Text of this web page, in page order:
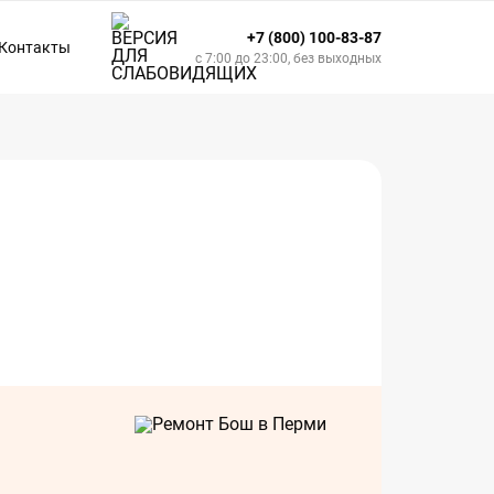
Контакты
+7 (800) 100-83-87
с 7:00 до 23:00, без выходных